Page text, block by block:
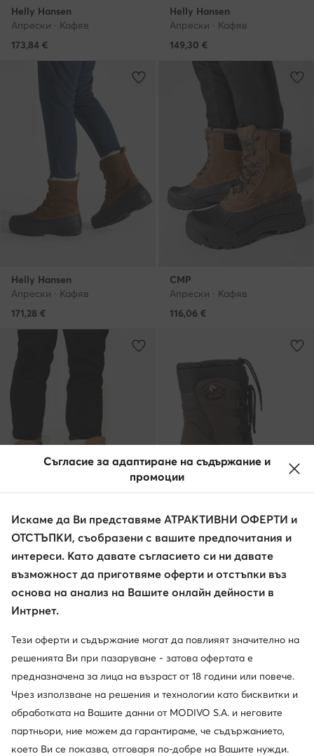
Helly Hansen
Апрески · Кафяв
173,84 €
Helly Hansen
Апрески · Кафяв
149,30 €
Helly Hansen
Апрески · Кафяв
171,28 €
CMP
Апрески · Кафяв
116,06 €
Апрески · Кафяв
202,47€
Апрески · Кафяв
86,41 €
Съгласие за адаптиране на съдържание и
промоции
Искаме да Ви представяме АТРАКТИВНИ ОФЕРТИ и
ОТСТЪПКИ, съобразени с вашите предпочитания и
интереси. Като давате съгласието си ни давате
възможност да приготвяме оферти и отстъпки въз
основа на анализ на Вашите онлайн дейности в
Интрнет.
Тези оферти и съдържание могат да повлияят значително на
решенията Ви при пазаруване - затова офертата е
предназначена за лица на възраст от 18 години или повече.
Чрез използване на решения и технологии като бисквитки и
обработката на Вашите данни от MODIVO S.A. и неговите
партньори, ние можем да гарантираме, че съдържанието,
което Ви се показва, отговаря по-добре на Вашите нужди.